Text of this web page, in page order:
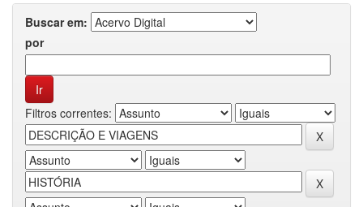
Buscar em:
por
Filtros correntes: